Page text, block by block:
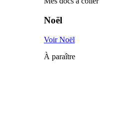
Noël
Voir Noël
À paraître